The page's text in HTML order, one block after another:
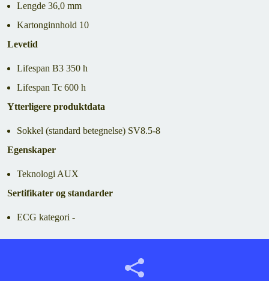
Lengde 36,0 mm
Kartonginnhold 10
Levetid
Lifespan B3 350 h
Lifespan Tc 600 h
Ytterligere produktdata
Sokkel (standard betegnelse) SV8.5-8
Egenskaper
Teknologi AUX
Sertifikater og standarder
ECG kategori -